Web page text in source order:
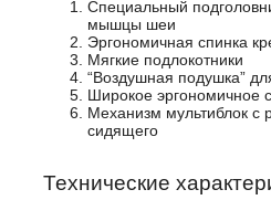
Специальный
мышцы шеи
Эргономичная спинка
Мягкие подлокотники
“Воздушная подушка”
Широкое эргономичное
Механизм мультиблок с
сидящего
Технические